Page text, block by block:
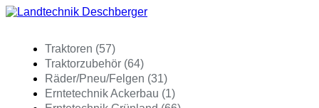
Traktoren (57)
Traktorzubehör (64)
Räder/Pneu/Felgen (31)
Erntetechnik Ackerbau (1)